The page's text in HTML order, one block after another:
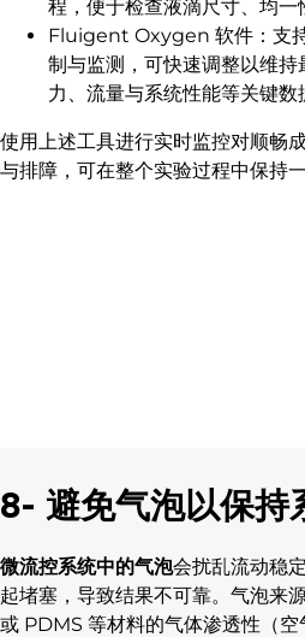
程，便于检查液滴尺寸、均一
Fluigent Oxygen 软件：支
制与监测，可快速调整以维
力、流量与系统性能等关键数
使用上述工具进行实时监控对顺畅
与排障，可在整个实验过程中保持
8- 避免气泡以保持
微流控系统中的气泡会扰乱流动稳
起堵塞，导致结果不可靠。气泡来
或 PDMS 等材料的气体渗透性（